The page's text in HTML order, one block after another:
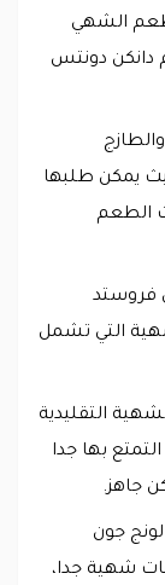
الشهي
دانكن دونتس
يمكن طلبها
الطعم
فروستد
التي تشمل
التقليدية
بها جدا
جاهز.
جون
شهية جدا،